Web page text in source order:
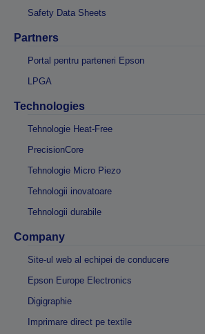
Safety Data Sheets
Partners
Portal pentru parteneri Epson
LPGA
Technologies
Tehnologie Heat-Free
PrecisionCore
Tehnologie Micro Piezo
Tehnologii inovatoare
Tehnologii durabile
Company
Site-ul web al echipei de conducere
Epson Europe Electronics
Digigraphie
Imprimare direct pe textile